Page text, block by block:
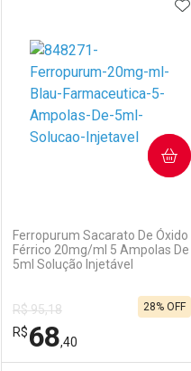
Laboratório
Ativar Desconto
Comprar sem Desconto
Por R$ 25,99/cada
Por Menos
Comprar sem Desconto
Por R$ 25,99/cada
Ferropurum Sacarato De Óxido
Férrico 20mg/ml 5 Ampolas De
5ml Solução Injetável
R$ 95,18
R$68,40
28% OFF
COMPRAR